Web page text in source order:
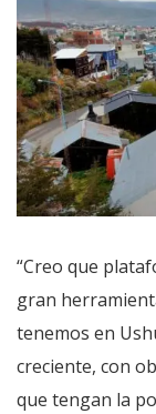
“Creo que
gran
tenemos en
creciente, con
que tengan la